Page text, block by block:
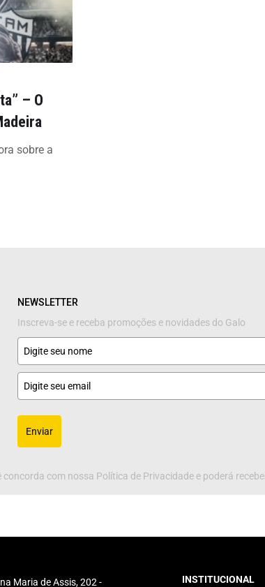
– O
sobre a
NEWSLETTER
Inscreva-se e receba promoções e novidades do Galo
Enviar
concorda com nossa Política de Privacidade e poderá
Maria de Assis, 202 - INSTITUCIONAL